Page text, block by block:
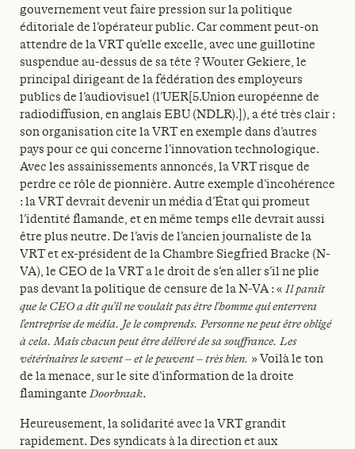
gouvernement veut faire pression sur la politique
éditoriale de l’opérateur public. Car comment peut-on
attendre de la VRT qu’elle excelle, avec une guillotine
suspendue au-dessus de sa tête ? Wouter Gekiere, le
principal dirigeant de la fédération des employeurs
publics de l’audiovisuel (l’UER[5.Union européenne de
radiodiffusion, en anglais EBU (NDLR).]), a été très clair :
son organisation cite la VRT en exemple dans d’autres
pays pour ce qui concerne l’innovation technologique.
Avec les assainissements annoncés, la VRT risque de
perdre ce rôle de pionnière. Autre exemple d’incohérence
: la VRT devrait devenir un média d’État qui promeut
l’identité flamande, et en même temps elle devrait aussi
être plus neutre. De l’avis de l’ancien journaliste de la
VRT et ex-président de la Chambre Siegfried Bracke (N-
VA), le CEO de la VRT a le droit de s’en aller s’il ne plie
pas devant la politique de censure de la N-VA : «Il paraît
que le CEO a dit qu’il ne voulait pas être l’homme qui enterrera
l’entreprise de média. Je le comprends. Personne ne peut être obligé
à cela. Mais chacun peut être délivré de sa souffrance. Les
vétérinaires le savent – et le peuvent – très bien. » Voilà le ton
de la menace, sur le site d’information de la droite
flaminganteDoorbraak.
Heureusement, la solidarité avec la VRT grandit
rapidement. Des syndicats à la direction et aux